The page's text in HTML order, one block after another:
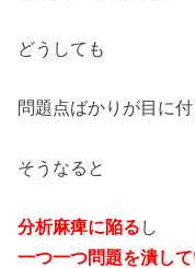
どうしても
問題点ばかりが目に付
そうなると
分析麻痺に陥る し
一つ一つ問題を潰し